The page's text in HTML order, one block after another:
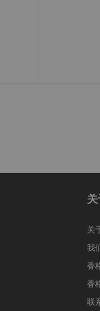
关
我
香
香
联